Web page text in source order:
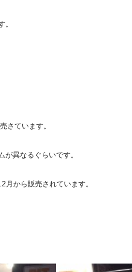
。
さています。
が異なるぐらいです。
から販売されています。